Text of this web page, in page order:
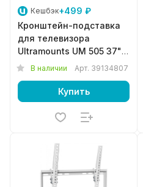
Кешбэк+499 ₽
Кронштейн-подставка
для телевизора
Ultramounts UM 505 37"-
70" Настольный Черный
В наличии Арт. 39134807
Купить